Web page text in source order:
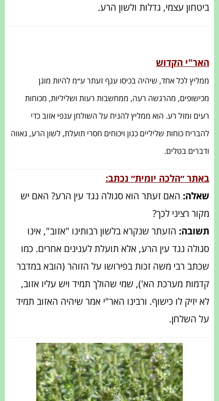
ביטחון עצמי, גדלות ולשון הרע.
האר"י הקדוש
ממליץ לכל אחד, שיהיה בכיסו ענף זעתר ע״מ להיות מוגן
מכישופים, מהרגשה רעה, ממחשבות רעות ושליליות, מכוחות
רעים ומזל רע. הוא ממליץ להניח על השולחן ענפי אזוב כדי
להבריח כוחות שליליים כגון ויכוחים חסרי תועלת, לשון הרע, גאווה
ודברים בטלים.
באתר ״הלכה יומית״ נכתב:
שאלה: האם זעתר הוא סגולה נגד עין הרע? האם יש
מקור רציני לכך?
תשובה: הזעתר שנקרא בלשון רבותינו "אזוב", אינו
סגולה נגד עין הרע, אלא תועלת לענינים אחרים. כמו
שכתב רבי משה זכות בפירושו על הזוהר (הובא במדבר
קדמות מערכת הא'), שמי שהולך תמיד ויש עליו אזוב,
לא יזיק לו כישוף. ורבינו האר"י אמר שיהיה האזוב תמיד
על השלחן.